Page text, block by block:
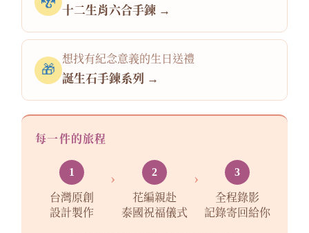
(3)
象
(1)
十二生肖六合手鍊 →
🎁
想找有紀念意義的生日送禮
誕生石手鍊系列 →
每一件的旅程
1
台灣原創
設計製作
› 2
花編親赴
泰國祝福儀式
› 3
全程錄影
記錄寄回給你